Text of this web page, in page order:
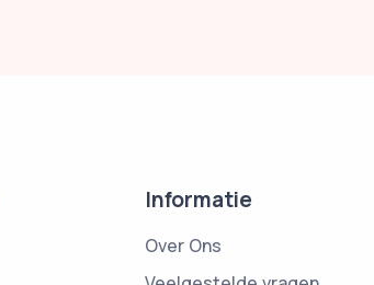
Informatie
Over Ons